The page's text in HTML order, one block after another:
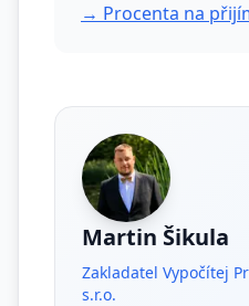
→ Procenta na
Martin Šikula
Zakladatel Vypočítej
s.r.o.